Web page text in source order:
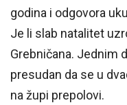
godina i odgovora
Je li slab natalitet
Grebničana. Jednim
presudan da se u
na župi prepolovi.